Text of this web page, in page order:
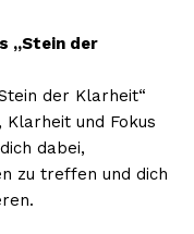
„Stein der
der Klarheit“
und Fokus
dabei,
zu treffen und dich